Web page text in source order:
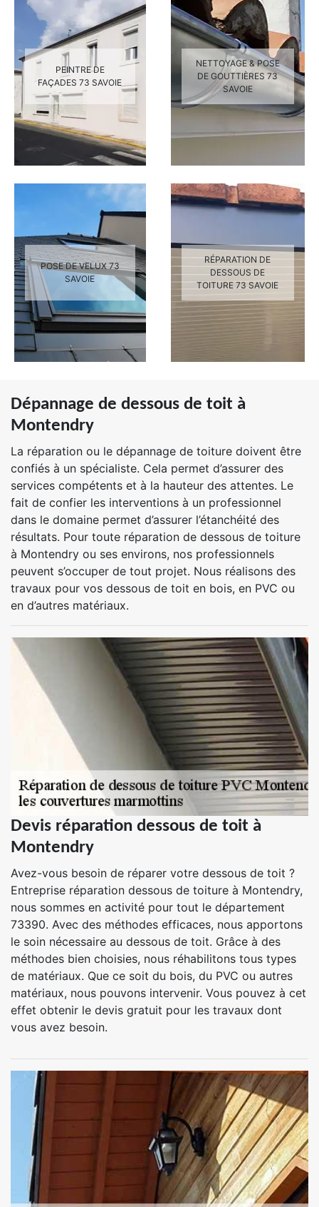
PEINTRE DE
FAÇADES 73 SAVOIE
NETTOYAGE & POSE
DE GOUTTIÈRES 73
SAVOIE
POSE DE VELUX 73
SAVOIE
RÉPARATION DE
DESSOUS DE
TOITURE 73 SAVOIE
Dépannage de dessous de toit à
Montendry
La réparation ou le dépannage de toiture doivent être
confiés à un spécialiste. Cela permet d’assurer des
services compétents et à la hauteur des attentes. Le
fait de confier les interventions à un professionnel
dans le domaine permet d’assurer l’étanchéité des
résultats. Pour toute réparation de dessous de toiture
à Montendry ou ses environs, nos professionnels
peuvent s’occuper de tout projet. Nous réalisons des
travaux pour vos dessous de toit en bois, en PVC ou
en d’autres matériaux.
Devis réparation dessous de toit à
Montendry
Avez-vous besoin de réparer votre dessous de toit ?
Entreprise réparation dessous de toiture à Montendry,
nous sommes en activité pour tout le département
73390. Avec des méthodes efficaces, nous apportons
le soin nécessaire au dessous de toit. Grâce à des
méthodes bien choisies, nous réhabilitons tous types
de matériaux. Que ce soit du bois, du PVC ou autres
matériaux, nous pouvons intervenir. Vous pouvez à cet
effet obtenir le devis gratuit pour les travaux dont
vous avez besoin.